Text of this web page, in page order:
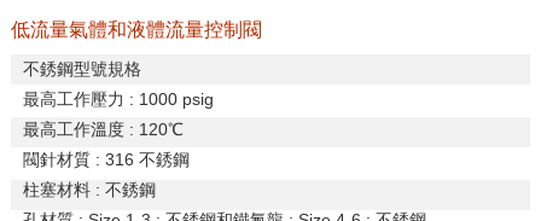
低流量氣體和液體流量控制閥
不銹鋼型號規格
最高工作壓力 : 1000 psig
最高工作溫度 : 120℃
閥針材質 : 316 不銹鋼
柱塞材料 : 不銹鋼